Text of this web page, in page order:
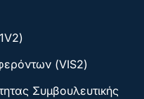
(VIS2)
Συμβουλευτικής